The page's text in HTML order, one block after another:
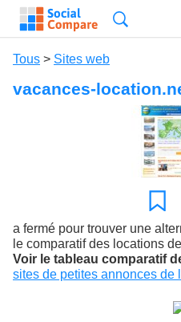
Tous > Sites web
vacances-
a fermé pour trouver une
le comparatif des locations
Voir le tableau comparatif
sites de petites annonces de